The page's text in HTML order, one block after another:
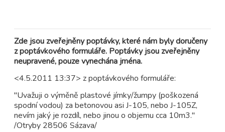
Zde jsou zveřejněny poptávky, které nám byly doručeny
z poptávkového formuláře. Poptávky jsou zveřejněny
neupravené, pouze vynechána jména.
<4.5.2011 13:37> z poptávkového formuláře:
"Uvažuji o výměně plastové jímky/žumpy (poškozená
spodní vodou) za betonovou asi J-105, nebo J-105Z,
nevím jaký je rozdíl, nebo jinou o objemu cca 10m3."
/Otryby 28506 Sázava/